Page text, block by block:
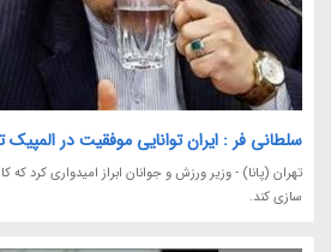
سلطانی فر : ایران توانایی موفقیت در المپیک
تهران (پانا) - وزیر ورزش و جوانان ابراز امیدواری کرد که
سازی کند.